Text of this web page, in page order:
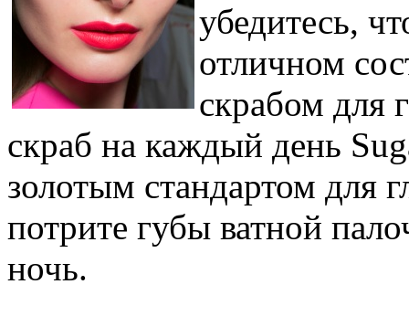
убедитесь,
отличном
скрабом для
скраб на каждый день
золотым стандартом для
потрите губы ватной
ночь.